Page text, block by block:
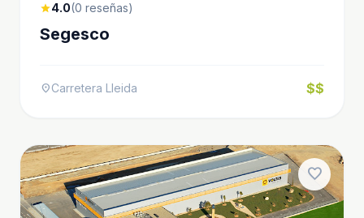
star4.0(0 reseñas)
Segesco
location_onCarretera Lleida $$
favorite